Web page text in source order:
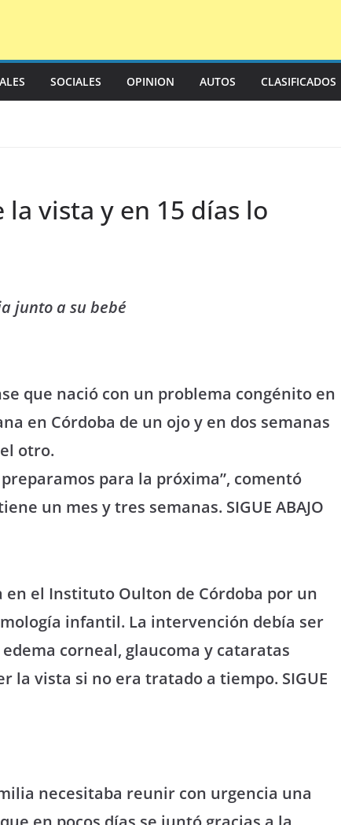
SOCIALES OPINION AUTOS CLASIFICADOS
vista y en 15 días lo
junto a su bebé
que nació con un problema congénito en
en Córdoba de un ojo y en dos semanas
otro.
para la próxima”, comentó
un mes y tres semanas. SIGUE ABAJO
en el Instituto Oulton de Córdoba por un
infantil. La intervención debía ser
corneal, glaucoma y cataratas
la vista si no era tratado a tiempo. SIGUE
necesitaba reunir con urgencia una